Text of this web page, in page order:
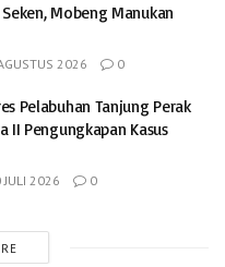
Mobeng Manukan
2026 0
Pelabuhan Tanjung Perak
II Pengungkapan Kasus
2026 0